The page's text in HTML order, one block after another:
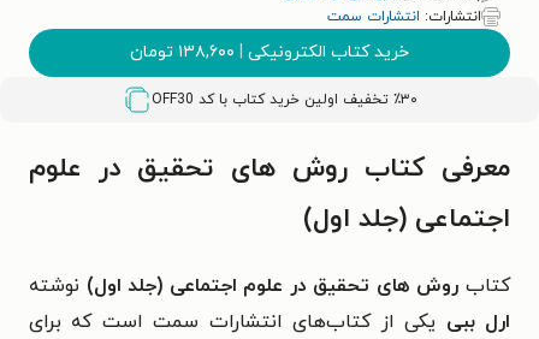
انتشارات: انتشارات سمت
خرید کتاب الکترونیکی | ۱۳۸,۶۰۰ تومان
٪۳۰ تخفیف اولین خرید کتاب با کد OFF30
معرفی کتاب روش های تحقیق در علوم
اجتماعی (جلد اول)
کتابروش های تحقیق در علوم اجتماعی (جلد اول) نوشته
ارل ببی یکی از کتاب‌های انتشارات سمت است که برای